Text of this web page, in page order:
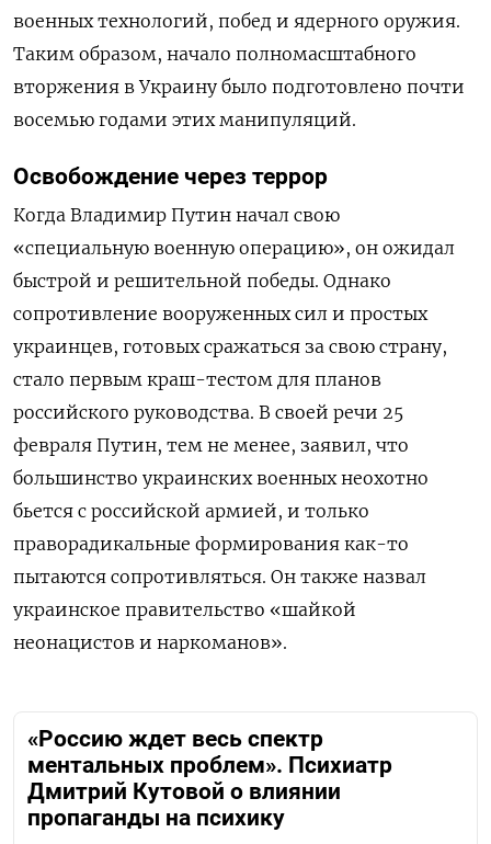
военных технологий, побед и ядерного оружия.
Таким образом, начало полномасштабного
вторжения в Украину было подготовлено почти
восемью годами этих манипуляций.
Освобождение через террор
Когда Владимир Путин начал свою
«специальную военную операцию», он ожидал
быстрой и решительной победы. Однако
сопротивление вооруженных сил и простых
украинцев, готовых сражаться за свою страну,
стало первым краш-тестом для планов
российского руководства. В своей речи 25
февраля Путин, тем не менее, заявил, что
большинство украинских военных неохотно
бьется с российской армией, и только
праворадикальные формирования как-то
пытаются сопротивляться. Он также назвал
украинское правительство «шайкой
неонацистов и наркоманов».
«Россию ждет весь спектр
ментальных проблем». Психиатр
Дмитрий Кутовой о влиянии
пропаганды на психику